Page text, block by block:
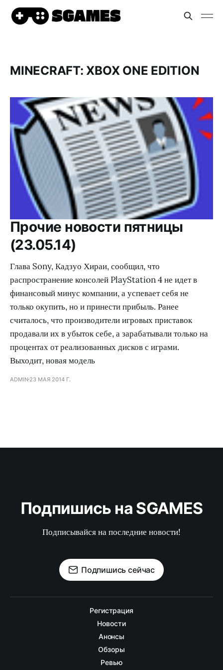
MINECRAFT: XBOX ONE EDITION
Прочие новости пятницы
(23.05.14)
Глава Sony, Кадзуо Хираи, сообщил, что
распространение консолей PlayStation 4 не идет в
финансовый минус компании, а успевает себя не
только окупить, но и принести прибыль. Ранее
считалось, что производители игровых приставок
продавали их в убыток себе, а зарабатывали только на
процентах от реализованных дисков с играми.
Выходит, новая модель
ADMIN 23 МАЯ 2014 Г.
Подпишись на SGAMES
Подписывайся на последние новости!
Подпишись сейчас
Регистрация
Новости
Анонсы
Обзоры
Ревью